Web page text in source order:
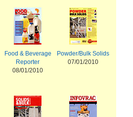
Food & Beverage
Reporter
08/01/2010
Powder/Bulk Solids
07/01/2010